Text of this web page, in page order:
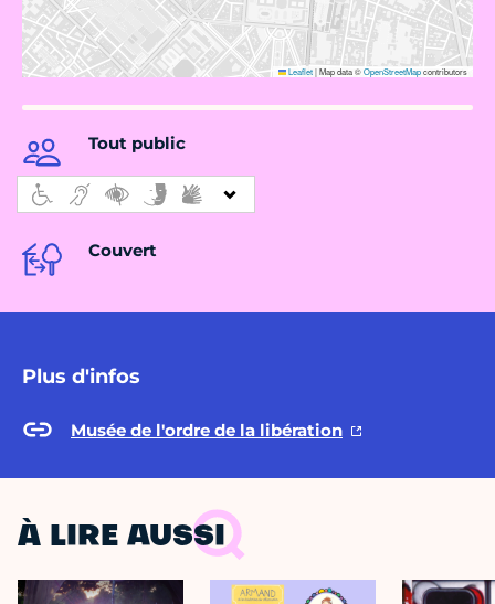
Leaflet|Map data ©OpenStreetMapcontributors
Tout public
Couvert
Plus d'infos
Musée de l'ordre de la libération
À LIRE AUSSI